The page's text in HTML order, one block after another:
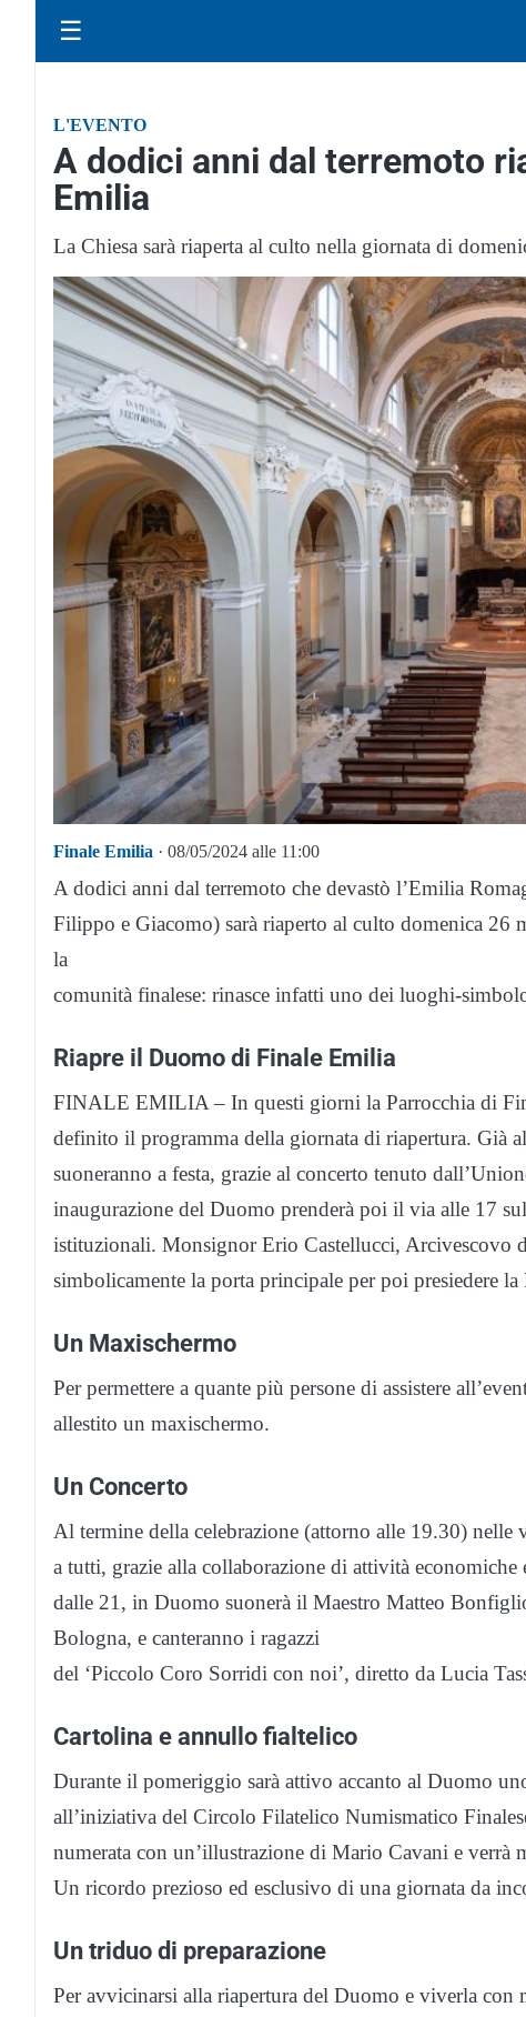
☰
L'EVENTO
A dodici anni dal terremoto
Emilia
La Chiesa sarà riaperta al culto nella giornata di
Finale Emilia · 08/05/2024 alle 11:00
A dodici anni dal terremoto che devastò l’Emilia
Filippo e Giacomo) sarà riaperto al culto domenica
la
comunità finalese: rinasce infatti uno dei luoghi-
Riapre il Duomo di Finale Emilia
FINALE EMILIA – In questi giorni la Parrocchia di
definito il programma della giornata di riapertura. Già
suoneranno a festa, grazie al concerto tenuto
inaugurazione del Duomo prenderà poi il via alle 17
istituzionali. Monsignor Erio Castellucci, Arcivescovo
simbolicamente la porta principale per poi presiedere
Un Maxischermo
Per permettere a quante più persone di assistere
allestito un maxischermo.
Un Concerto
Al termine della celebrazione (attorno alle 19.30)
a tutti, grazie alla collaborazione di attività
dalle 21, in Duomo suonerà il Maestro Matteo
Bologna, e canteranno i ragazzi
del ‘Piccolo Coro Sorridi con noi’, diretto da Lucia
Cartolina e annullo fialtelico
Durante il pomeriggio sarà attivo accanto al Duomo
all’iniziativa del Circolo Filatelico Numismatico
numerata con un’illustrazione di Mario Cavani e verrà
Un ricordo prezioso ed esclusivo di una giornata da
Un triduo di preparazione
Per avvicinarsi alla riapertura del Duomo e viverla